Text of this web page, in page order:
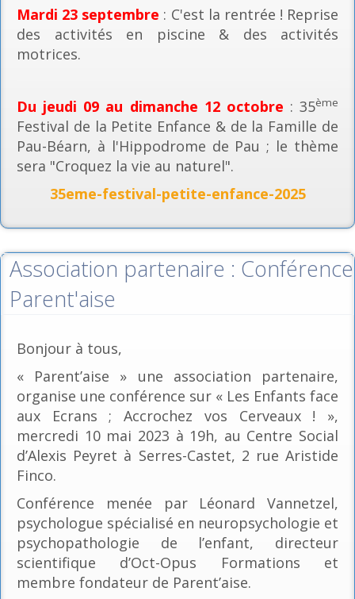
Mardi 23 septembre : C'est la rentrée ! Reprise
des activités en piscine & des activités
motrices.
Du jeudi 09 au dimanche 12 octobre : 35ème
Festival de la Petite Enfance & de la Famille de
Pau-Béarn, à l'Hippodrome de Pau ; le thème
sera "Croquez la vie au naturel".
35eme-festival-petite-enfance-2025
Association partenaire : Conférence
Parent'aise
Bonjour à tous,
« Parent’aise » une association partenaire,
organise une conférence sur « Les Enfants face
aux Ecrans ; Accrochez vos Cerveaux ! »,
mercredi 10 mai 2023 à 19h, au Centre Social
d’Alexis Peyret à Serres-Castet, 2 rue Aristide
Finco.
Conférence menée par Léonard Vannetzel,
psychologue spécialisé en neuropsychologie et
psychopathologie de l’enfant, directeur
scientifique d’Oct-Opus Formations et
membre fondateur de Parent’aise.